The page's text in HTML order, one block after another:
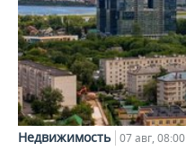
Недвижимость 07 авг, 08:00